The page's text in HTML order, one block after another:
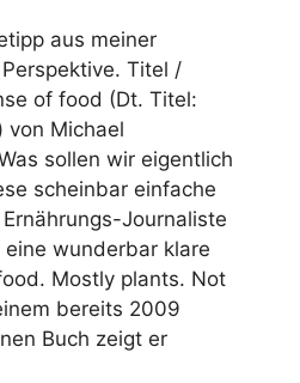
aus meiner
Titel /
of food (Dt. Titel:
von Michael
sollen wir eigentlich
scheinbar einfache
Journaliste
eine wunderbar klare
Mostly plants. Not
bereits 2009
Buch zeigt er